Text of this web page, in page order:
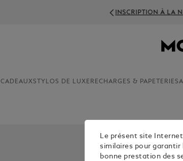
INSCRIPTION À LA
CADEAUXSTYLOS DE LUXE RECHARGES & PAPETERIE
Le présent site
similaires pour
bonne prestation des